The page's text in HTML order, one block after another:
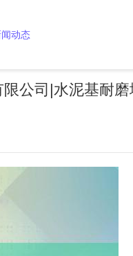
闻动态
公司|水泥基耐